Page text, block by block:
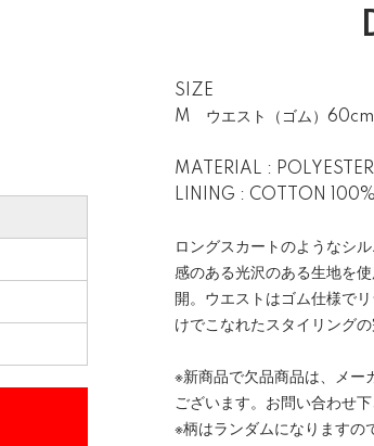
SIZE
M ウエスト（ゴム）
MATERIAL :
LINING : COTTON 100%
ロングスカートのようなシ
感のある光沢のある生地を
開。ウエストはゴム仕様で
けでこなれたスタイリング
※新商品で欠品商品は、メー
ございます。お問い合わせ
※柄はランダムになりますの